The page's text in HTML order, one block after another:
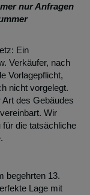
nur Anfragen
Ein
Verkäufer, nach
Vorlagepflicht,
nicht vorgelegt.
des Gebäudes
Wir
für die tatsächliche
begehrten 13.
Lage mit